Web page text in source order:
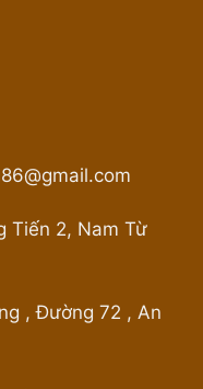
Tiến 2, Nam Từ
, Đường 72 , An